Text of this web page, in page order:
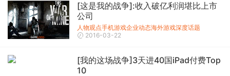
[这是我的战争]:收入破亿利润堪比上市
公司
人物观点手机游戏企业动态海外游戏深度话题
2016-03-22
[我的这场战争]3天进40国iPad付费Top
10